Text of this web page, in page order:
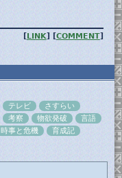
[LINK ] [COMMENT]
テレビ
さすらい
考察 物欲発破
言語
時事と危機 育成記